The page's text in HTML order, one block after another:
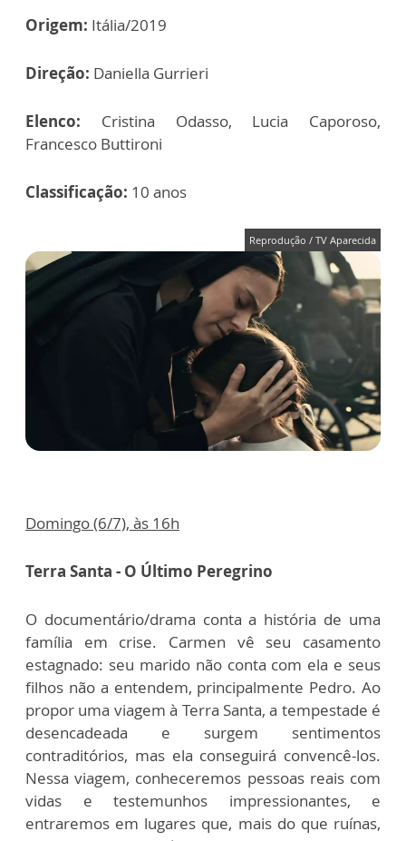
Origem: Itália/2019
Direção: Daniella Gurrieri
Elenco: Cristina Odasso, Lucia Caporoso,
Francesco Buttironi
Classificação: 10 anos
Reprodução / TV Aparecida
Domingo (6/7), às 16h
Terra Santa - O Último Peregrino
O documentário/drama conta a história de uma
família em crise. Carmen vê seu casamento
estagnado: seu marido não conta com ela e seus
filhos não a entendem, principalmente Pedro. Ao
propor uma viagem à Terra Santa, a tempestade é
desencadeada e surgem sentimentos
contraditórios, mas ela conseguirá convencê-los.
Nessa viagem, conheceremos pessoas reais com
vidas e testemunhos impressionantes, e
entraremos em lugares que, mais do que ruínas,